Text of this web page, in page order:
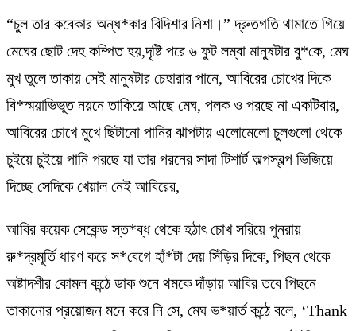
“চুল তার কবেকার অন্ধ*কার বিদিশার নিশা।” দ্রুতগতি থামাতে গিয়ে
মেঘের ছোট দেহ কম্পিত হয়,দৃষ্টি পরে ৬ ফুট লম্বা মানুষটার বু*কে, মেঘ
মুখ তুলে তাকায় সেই মানুষটার চেহারার পানে, আবিরের চোখের দিকে
বি*স্ময়াভিভূত নয়নে তাকিয়ে আছে মেঘ, পলক ও পরছে না একটিবার,
আবিরের চোখে মুখে ছিটানো পানির ঝাপটায় এলোমেলো চুলগুলো থেকে
চুইয়ে চুইয়ে পানি পরছে যা তার পরনের সাদা টিশার্ট অল্পস্বল্প ভিজিয়ে
দিচ্ছে সেদিকে খেয়াল নেই আবিরের,
আবির কয়েক সেকেন্ড স্ত*ব্ধ থেকে হঠাৎ চোখ সরিয়ে পুনরায়
রু*দ্রমূর্তি ধারণ করে স*বেগে হাঁ*টা দেয় সিঁড়ির দিকে, পিছন থেকে
অষ্টাদশীর কোমল কন্ঠে ডাক শুনে থমকে দাঁড়ায় আবির তবে পিছনে
তাকানোর প্রয়োজন মনে করে নি সে, মেঘ ভ*য়ার্ত কন্ঠে বলে, ‘Thank